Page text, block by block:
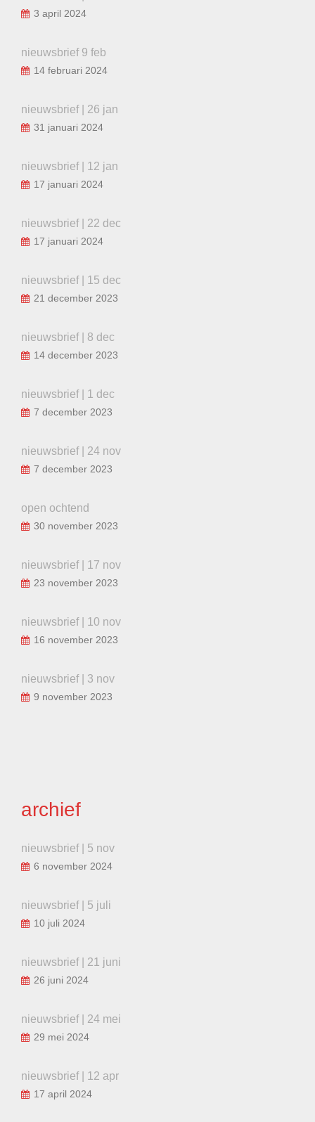
3 april 2024
nieuwsbrief 9 feb
14 februari 2024
nieuwsbrief | 26 jan
31 januari 2024
nieuwsbrief | 12 jan
17 januari 2024
nieuwsbrief | 22 dec
17 januari 2024
nieuwsbrief | 15 dec
21 december 2023
nieuwsbrief | 8 dec
14 december 2023
nieuwsbrief | 1 dec
7 december 2023
nieuwsbrief | 24 nov
7 december 2023
open ochtend
30 november 2023
nieuwsbrief | 17 nov
23 november 2023
nieuwsbrief | 10 nov
16 november 2023
nieuwsbrief | 3 nov
9 november 2023
archief
nieuwsbrief | 5 nov
6 november 2024
nieuwsbrief | 5 juli
10 juli 2024
nieuwsbrief | 21 juni
26 juni 2024
nieuwsbrief | 24 mei
29 mei 2024
nieuwsbrief | 12 apr
17 april 2024